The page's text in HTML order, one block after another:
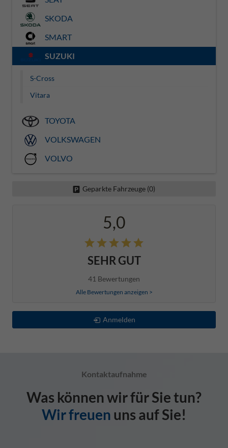
SKODA
SMART
SUZUKI
S-Cross
Vitara
TOYOTA
VOLKSWAGEN
VOLVO
Geparkte Fahrzeuge (0)
5,0
SEHR GUT
41 Bewertungen
Alle Bewertungen anzeigen >
Anmelden
Kontaktaufnahme
Was können wir für Sie tun?
Wir freuen uns auf Sie!